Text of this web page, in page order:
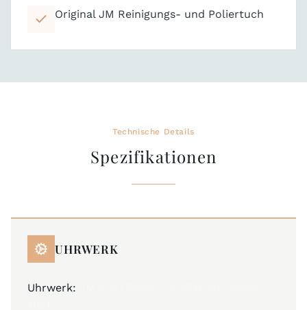
Original JM Reinigungs- und Poliertuch
Technische Details
Spezifikationen
UHRWERK
Uhrwerk: